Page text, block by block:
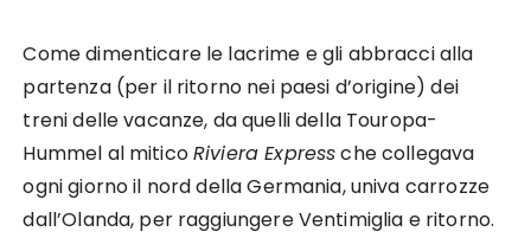
Come dimenticare le lacrime e gli abbracci alla
partenza (per il ritorno nei paesi d’origine) dei
treni delle vacanze, da quelli della Touropa-
Hummel al miticoRiviera Expressche collegava
ogni giorno il nord della Germania, univa carrozze
dall’Olanda, per raggiungere Ventimiglia e ritorno.